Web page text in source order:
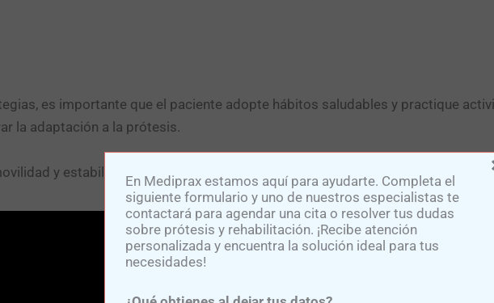
es importante que el paciente adopte hábitos saludables y practique
la adaptación a la prótesis.
y estabilidad con una prótesis en este video: https://
En Mediprax estamos aquí para ayudarte. Completa el
siguiente formulario y uno de nuestros especialistas te
contactará para agendar una cita o resolver tus dudas
sobre prótesis y rehabilitación. ¡Recibe atención
personalizada y encuentra la solución ideal para tus
necesidades!